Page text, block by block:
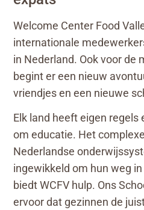
Welcome Center Food
internationale
in Nederland. Ook voor de
begint er een nieuw
vriendjes en een nieuwe
Elk land heeft eigen
om educatie. Het complexe
Nederlandse
ingewikkeld om hun weg
biedt WCFV hulp. Ons
ervoor dat gezinnen de